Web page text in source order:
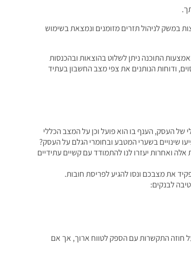
במשק לניהול תזרים מזומנים ונמצאת בשימוש
התוכנה ניתן לשלוט בהוצאות ובהכנסות
ודוחות הנותנים את צפי מצב החשבון בעתיד
העסק, הענף בו הוא פועל וכן על המצב הכללי
שינויים בשערי המטבע ובחומרי הגלם על העסק?
ואחרות יעזרו לנו להתמודד עם קשיים עתידיים
את מצבכם ונסו להגיע לפריסת חובות.
לבנקים:
חוזה התקשרות עם הספק לטווח ארוך, אך אם